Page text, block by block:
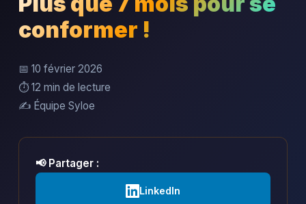
conformer !
📅 10 février 2026
⏱️ 12 min de lecture
✍️ Équipe Syloe
📢 Partager :
LinkedIn